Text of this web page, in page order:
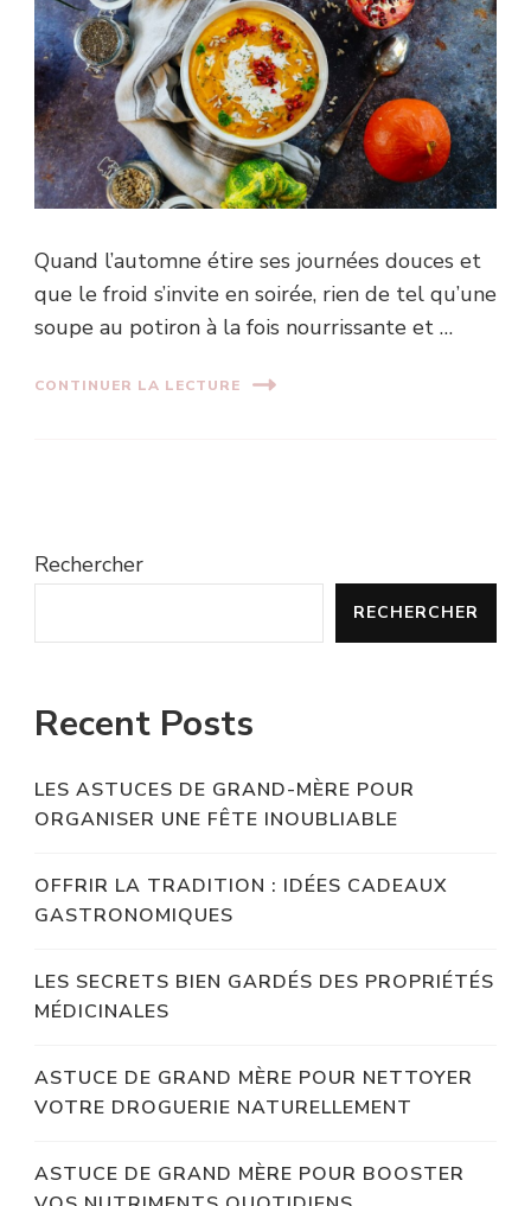
Quand l’automne étire ses journées douces et
que le froid s’invite en soirée, rien de tel qu’une
soupe au potiron à la fois nourrissante et …
CONTINUER LA LECTURE
Rechercher
RECHERCHER
Recent Posts
LES ASTUCES DE GRAND-MÈRE POUR
ORGANISER UNE FÊTE INOUBLIABLE
OFFRIR LA TRADITION : IDÉES CADEAUX
GASTRONOMIQUES
LES SECRETS BIEN GARDÉS DES PROPRIÉTÉS
MÉDICINALES
ASTUCE DE GRAND MÈRE POUR NETTOYER
VOTRE DROGUERIE NATURELLEMENT
ASTUCE DE GRAND MÈRE POUR BOOSTER